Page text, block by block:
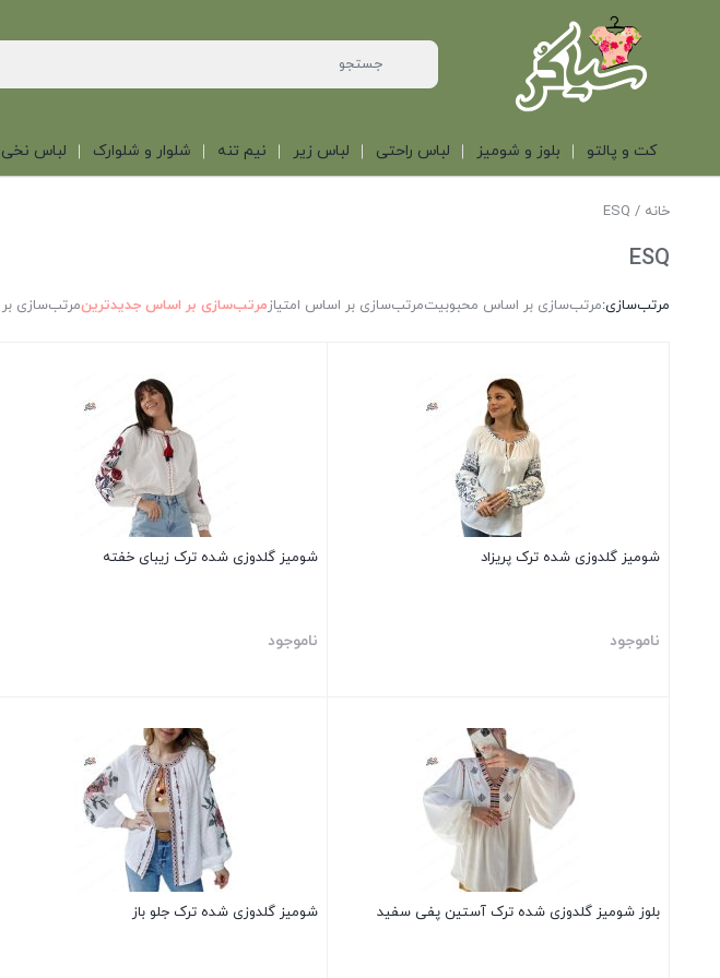
کت و پالتو بلوز و شومیز لباس راحتی لباس زیر نیم تنه شلوار و شلوارک لباس نخی
خانه / ESQ
ESQ
مرتب‌سازی:مرتب‌سازی بر اساس محبوبیتمرتب‌سازی بر اساس امتیازمرتب‌سازی بر اساس جدیدترینمرتب‌سازی بر
شومیز گلدوزی شده ترک پریزاد
ناموجود
شومیز گلدوزی شده ترک زیبای خفته
ناموجود
بلوز شومیز گلدوزی شده ترک آستین پفی سفید شومیز گلدوزی شده ترک جلو باز